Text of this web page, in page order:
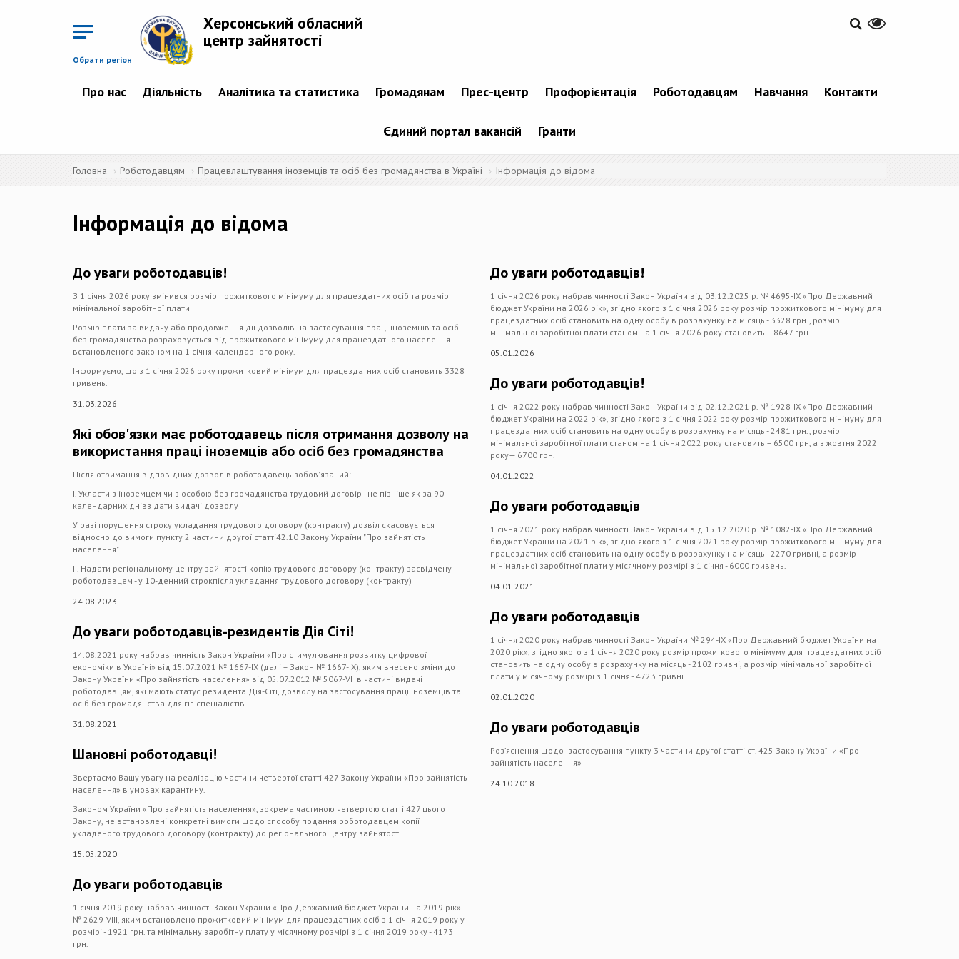
Обрати регіон
Херсонський обласний
центр зайнятості
Про нас Діяльність Аналітика та статистика Громадянам Прес-центр Профорієнтація Роботодавцям Навчання Контакти
Єдиний портал вакансій Гранти
Головна Роботодавцям Працевлаштування іноземців та осіб без громадянства в Україні Інформація до відома
Інформація до відома
До уваги роботодавців!
З 1 січня 2026 року змінився розмір прожиткового мінімуму для працездатних осіб та розмір
мінімальної заробітної плати
Розмір плати за видачу або продовження дії дозволів на застосування праці іноземців та осіб
без громадянства розраховується від прожиткового мінімуму для працездатного населення
встановленого законом на 1 січня календарного року.
Інформуємо, що з 1 січня 2026 року прожитковий мінімум для працездатних осіб становить 3328
гривень.
31.03.2026
Які обов'язки має роботодавець після отримання дозволу на
використання праці іноземців або осіб без громадянства
Після отримання відповідних дозволів роботодавець зобов'язаний:
І. Укласти з іноземцем чи з особою без громадянства трудовий договір - не пізніше як за 90
календарних днівз дати видачі дозволу
У разі порушення строку укладання трудового договору (контракту) дозвіл скасовується
відносно до вимоги пункту 2 частини другої статті42.10 Закону України "Про зайнятість
населення".
ІІ. Надати регіональному центру зайнятості копію трудового договору (контракту) засвідчену
роботодавцем - у 10-денний строкпісля укладання трудового договору (контракту)
24.08.2023
До уваги роботодавців-резидентів Дія Сіті!
14.08.2021 року набрав чинність Закон України «Про стимулювання розвитку цифрової
економіки в Україні» від 15.07.2021 № 1667-IX (далі – Закон № 1667-IX), яким внесено зміни до
Закону України «Про зайнятість населення» від 05.07.2012 № 5067-VI в частині видачі
роботодавцям, які мають статус резидента Дія-Сіті, дозволу на застосування праці іноземців та
осіб без громадянства для гіг-спеціалістів.
31.08.2021
Шановні роботодавці!
Звертаємо Вашу увагу на реалізацію частини четвертої статті 427 Закону України «Про зайнятість
населення» в умовах карантину.
Законом України «Про зайнятість населення», зокрема частиною четвертою статті 427 цього
Закону, не встановлені конкретні вимоги щодо способу подання роботодавцем копії
укладеного трудового договору (контракту) до регіонального центру зайнятості.
15.05.2020
До уваги роботодавців
1 січня 2019 року набрав чинності Закон України «Про Державний бюджет України на 2019 рік»
№ 2629-VIII, яким встановлено прожитковий мінімум для працездатних осіб з 1 січня 2019 року у
розмірі - 1921 грн. та мінімальну заробітну плату у місячному розмірі з 1 січня 2019 року - 4173
грн.
До уваги роботодавців!
1 січня 2026 року набрав чинності Закон України від 03.12.2025 р. № 4695-IX «Про Державний
бюджет України на 2026 рік», згідно якого з 1 січня 2026 року розмір прожиткового мінімуму для
працездатних осіб становить на одну особу в розрахунку на місяць - 3328 грн., розмір
мінімальної заробітної плати станом на 1 січня 2026 року становить – 8647 грн.
05.01.2026
До уваги роботодавців!
1 січня 2022 року набрав чинності Закон України від 02.12.2021 р. № 1928-IX «Про Державний
бюджет України на 2022 рік», згідно якого з 1 січня 2022 року розмір прожиткового мінімуму для
працездатних осіб становить на одну особу в розрахунку на місяць - 2481 грн., розмір
мінімальної заробітної плати станом на 1 січня 2022 року становить – 6500 грн, а з жовтня 2022
року— 6700 грн.
04.01.2022
До уваги роботодавців
1 січня 2021 року набрав чинності Закон України від 15.12.2020 р. № 1082-IX «Про Державний
бюджет України на 2021 рік», згідно якого з 1 січня 2021 року розмір прожиткового мінімуму для
працездатних осіб становить на одну особу в розрахунку на місяць - 2270 гривні, а розмір
мінімальної заробітної плати у місячному розмірі з 1 січня - 6000 гривень.
04.01.2021
До уваги роботодавців
1 січня 2020 року набрав чинності Закон України № 294-IX «Про Державний бюджет України на
2020 рік», згідно якого з 1 січня 2020 року розмір прожиткового мінімуму для працездатних осіб
становить на одну особу в розрахунку на місяць - 2102 гривні, а розмір мінімальної заробітної
плати у місячному розмірі з 1 січня - 4723 гривні.
02.01.2020
До уваги роботодавців
Роз’яснення щодо застосування пункту 3 частини другої статті ст. 425 Закону України «Про
зайнятість населення»
24.10.2018